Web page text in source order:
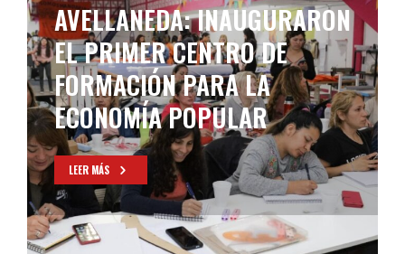
ALEJO CHORNOBROFF FIRMÓ
UN CONVENIO DE LEASING
DE BANCO PROVINCIA
LEER MÁS